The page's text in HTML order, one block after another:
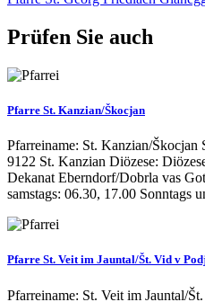
Navigation
Prüfen Sie auch
Pfarre St. Kanzian/Škocjan
Pfarreiname: St. Kanzian/
9122 St. Kanzian Diözese:
Dekanat Eberndorf/Dobrla vas
samstags: 06.30, 17.00 Sonntags
Pfarre St. Veit im Jauntal/Št. Vid v
Pfarreiname: St. Veit im Jauntal/